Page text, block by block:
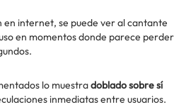
en internet, se puede ver al cantante
en momentos donde parece perder
lo muestradoblado sobre sí
inmediatas entre usuarios.